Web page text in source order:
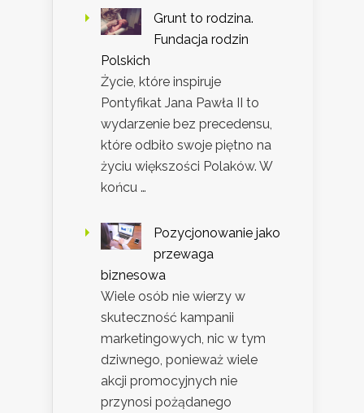
Grunt to rodzina.
Fundacja rodzin
Polskich
Życie, które inspiruje
Pontyfikat Jana Pawła II to
wydarzenie bez precedensu,
które odbiło swoje piętno na
życiu większości Polaków. W
końcu …
Pozycjonowanie jako
przewaga
biznesowa
Wiele osób nie wierzy w
skuteczność kampanii
marketingowych, nic w tym
dziwnego, ponieważ wiele
akcji promocyjnych nie
przynosi pożądanego